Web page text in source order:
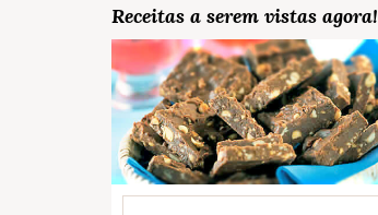
Receitas a serem vistas agora!